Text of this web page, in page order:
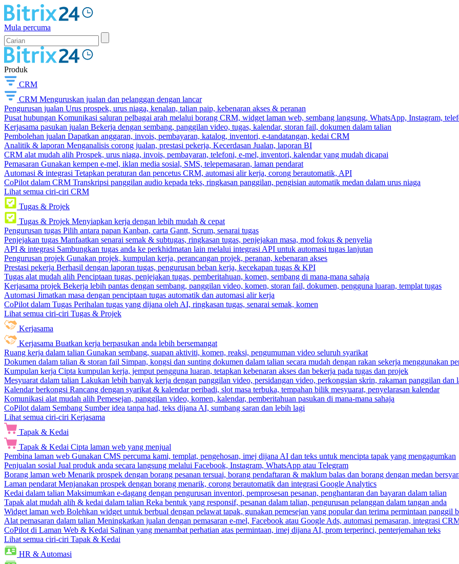
Mula percuma
Produk
CRM
CRM Menguruskan jualan dan pelanggan dengan lancar
Pengurusan jualan Urus prospek, urus niaga, kenalan, talian paip, kebenaran akses & peranan
Pusat hubungan Komunikasi saluran pelbagai arah melalui borang CRM, widget laman web, sembang langsung, WhatsApp, Instagram,
Kerjasama pasukan jualan Bekerja dengan sembang, panggilan video, tugas, kalendar, storan fail, dokumen dalam talian
Pembolehan jualan Dapatkan anggaran, invois, pembayaran, katalog, inventori, e-tandatangan, kedai CRM
Analitik & laporan Menganalisis corong jualan, prestasi pekerja, Kecerdasan Jualan, laporan BI
CRM alat mudah alih Prospek, urus niaga, invois, pembayaran, telefoni, e-mel, inventori, kalendar yang mudah dicapai
Pemasaran Gunakan kempen e-mel, iklan media sosial, SMS, telepemasaran, laman pendarat
Automasi & integrasi Tetapkan peraturan dan pencetus CRM, automasi alir kerja, corong berautomatik, API
CoPilot dalam CRM Transkripsi panggilan audio kepada teks, ringkasan panggilan, pengisian automatik medan dalam urus niaga
Lihat semua ciri-ciri CRM
Tugas & Projek
Tugas & Projek Menyiapkan kerja dengan lebih mudah & cepat
Pengurusan tugas Pilih antara papan Kanban, carta Gantt, Scrum, senarai tugas
Penjejakan tugas Manfaatkan senarai semak & subtugas, ringkasan tugas, penjejakan masa, mod fokus & penyelia
API & integrasi Sambungkan tugas anda ke perkhidmatan lain melalui integrasi API untuk automasi tugas lanjutan
Pengurusan projek Gunakan projek, kumpulan kerja, perancangan projek, peranan, kebenaran akses
Prestasi pekerja Berhasil dengan laporan tugas, pengurusan beban kerja, kecekapan tugas & KPI
Tugas alat mudah alih Penciptaan tugas, penjejakan tugas, pemberitahuan, komen, sembang di mana-mana sahaja
Kerjasama projek Bekerja lebih pantas dengan sembang, panggilan video, komen, storan fail, dokumen, pengguna luaran, templat tugas
Automasi Jimatkan masa dengan penciptaan tugas automatik dan automasi alir kerja
CoPilot dalam Tugas Perihalan tugas yang dijana oleh AI, ringkasan tugas, senarai semak, komen
Lihat semua ciri-ciri Tugas & Projek
Kerjasama
Kerjasama Buatkan kerja berpasukan anda lebih bersemangat
Ruang kerja dalam talian Gunakan sembang, suapan aktiviti, komen, reaksi, pengumuman video seluruh syarikat
Dokumen dalam talian & storan fail Simpan, kongsi dan sunting dokumen dalam talian secara mudah dengan rakan sekerja menggunakan
Kumpulan kerja Cipta kumpulan kerja, jemput pengguna luaran, tetapkan kebenaran akses dan bekerja pada tugas dan projek
Mesyuarat dalam talian Lakukan lebih banyak kerja dengan panggilan video, persidangan video, perkongsian skrin, rakaman panggilan dan
Kalendar berkongsi Rancang dengan syarikat & kalendar peribadi, slot masa terbuka, tempahan bilik mesyuarat, penyelarasan kalendar
Komunikasi alat mudah alih Pemesejan, panggilan video, komen, kalendar, pemberitahuan pasukan di mana-mana sahaja
CoPilot dalam Sembang Sumber idea tanpa had, teks dijana AI, sumbang saran dan lebih lagi
Lihat semua ciri-ciri Kerjasama
Tapak & Kedai
Tapak & Kedai Cipta laman web yang menjual
Pembina laman web Gunakan CMS percuma kami, templat, pengehosan, imej dijana AI dan teks untuk mencipta tapak yang mengagumkan
Penjualan sosial Jual produk anda secara langsung melalui Facebook, Instagram, WhatsApp atau Telegram
Borang laman web Menarik prospek dengan borang pesanan tersuai, borang pendaftaran & maklum balas dan borang dengan medan
Laman pendarat Menjanakan prospek dengan borang menarik, corong berautomatik dan integrasi Google Analytics
Kedai dalam talian Maksimumkan e-dagang dengan pengurusan inventori, pemprosesan pesanan, penghantaran dan bayaran dalam talian
Tapak alat mudah alih & kedai dalam talian Reka bentuk yang responsif, pesanan dalam talian, pengurusan pelanggan dalam tangan anda
Widget laman web Bolehkan widget untuk berbual dengan pelawat tapak, gunakan pemesejan yang popular dan terima permintaan panggil
Alat pemasaran dalam talian Meningkatkan jualan dengan pemasaran e-mel, Facebook atau Google Ads, automasi pemasaran, integrasi
CoPilot di Laman Web & Kedai Salinan yang menambat perhatian atas permintaan, imej dijana AI, prom terperinci, penterjemahan teks
Lihat semua ciri-ciri Tapak & Kedai
HR & Automasi